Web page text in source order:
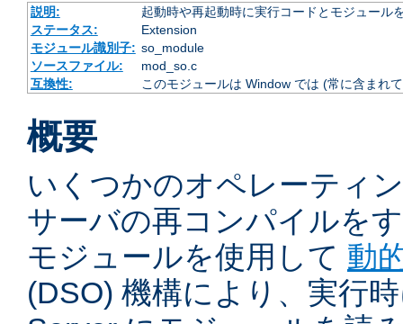
説明:
起動時や再起動時に実行コードとモジュール
ステータス:
Extension
モジュール識別子: so_module
ソースファイル:
mod_so.c
互換性:
このモジュールは Window では (常に含まれ
概要
いくつかのオペレーティ
サーバの再コンパイルを
モジュールを使用して 動
(DSO) 機構により、実行